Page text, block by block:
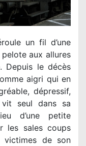
un fil d’une
aux allures
Depuis le décès
aigri qui en
dépressif,
seul dans sa
d’une petite
les sales coups
victimes de son